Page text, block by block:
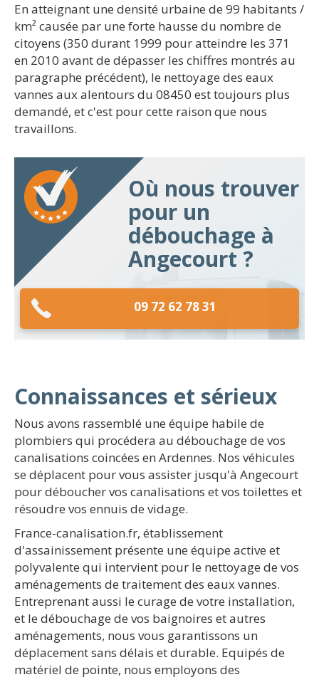
En atteignant une densité urbaine de 99 habitants /
km² causée par une forte hausse du nombre de
citoyens (350 durant 1999 pour atteindre les 371
en 2010 avant de dépasser les chiffres montrés au
paragraphe précédent), le nettoyage des eaux
vannes aux alentours du 08450 est toujours plus
demandé, et c'est pour cette raison que nous
travaillons.
Où nous trouver
pour un
débouchage à
Angecourt ?
09 72 62 78 31
Connaissances et sérieux
Nous avons rassemblé une équipe habile de
plombiers qui procédera au débouchage de vos
canalisations coincées en Ardennes. Nos véhicules
se déplacent pour vous assister jusqu'à Angecourt
pour déboucher vos canalisations et vos toilettes et
résoudre vos ennuis de vidage.
France-canalisation.fr, établissement
d'assainissement présente une équipe active et
polyvalente qui intervient pour le nettoyage de vos
aménagements de traitement des eaux vannes.
Entreprenant aussi le curage de votre installation,
et le débouchage de vos baignoires et autres
aménagements, nous vous garantissons un
déplacement sans délais et durable. Equipés de
matériel de pointe, nous employons des